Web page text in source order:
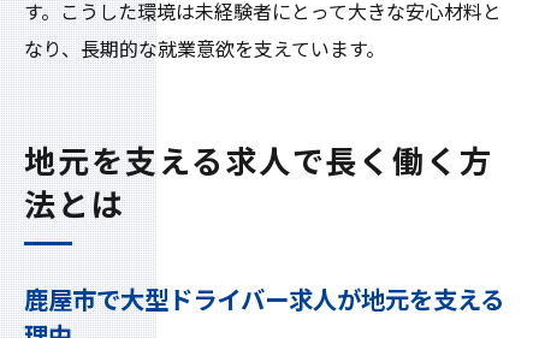
す。こうした環境は未経験者にとって大きな安心材料と
なり、長期的な就業意欲を支えています。
地元を支える求人で長く働く方
法とは
鹿屋市で大型ドライバー求人が地元を支える